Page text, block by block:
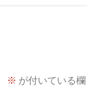
※ が付いている欄